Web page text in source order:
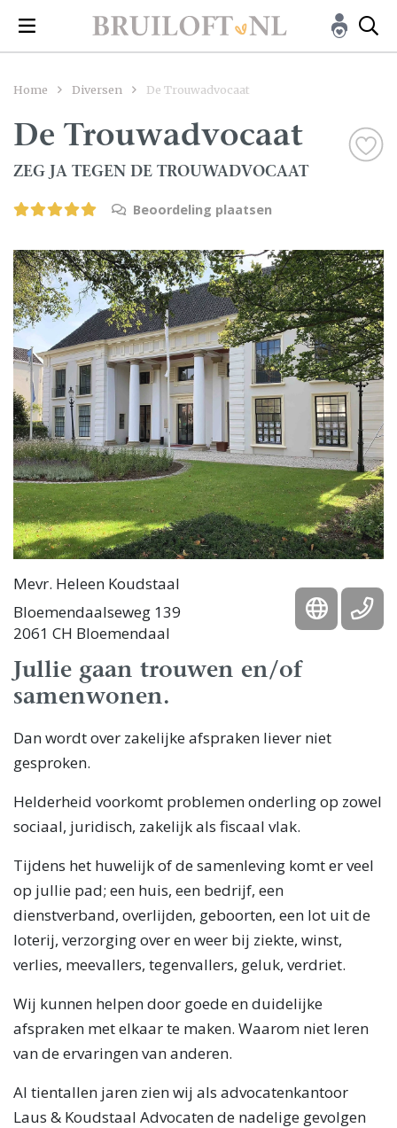
Home Diversen De Trouwadvocaat
De Trouwadvocaat
ZEG JA TEGEN DE TROUWADVOCAAT
Beoordeling plaatsen
Mevr. Heleen Koudstaal
Bloemendaalseweg 139
2061 CH Bloemendaal
Jullie gaan trouwen en/of
samenwonen.
Dan wordt over zakelijke afspraken liever niet
gesproken.
Helderheid voorkomt problemen onderling op zowel
sociaal, juridisch, zakelijk als fiscaal vlak.
Tijdens het huwelijk of de samenleving komt er veel
op jullie pad; een huis, een bedrijf, een
dienstverband, overlijden, geboorten, een lot uit de
loterij, verzorging over en weer bij ziekte, winst,
verlies, meevallers, tegenvallers, geluk, verdriet.
​Wij kunnen helpen door goede en duidelijke
afspraken met elkaar te maken. Waarom niet leren
van de ervaringen van anderen.
Al tientallen jaren zien wij als advocatenkantoor
Laus & Koudstaal Advocaten de nadelige gevolgen